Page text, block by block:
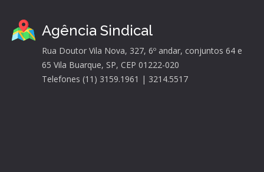
Agência Sindical
Rua Doutor Vila Nova, 327, 6º andar, conjuntos 64 e
65 Vila Buarque, SP, CEP 01222-020
Telefones (11) 3159.1961 | 3214.5517